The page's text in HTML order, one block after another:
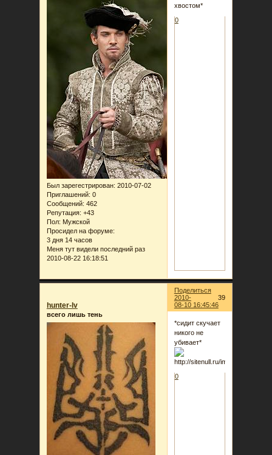
Был зарегестрирован: 2010-07-02
Приглашений: 0
Сообщений: 462
Репутация: +43
Пол: Мужской
Просидел на форуме:
3 дня 14 часов
Меня тут видели последний раз
2010-08-22 16:18:51
хвостом*
0
Поделиться
39
2010-
08-10 16:45:46
hunter-lv
всего лишь тень
*сидит скучает
никого не
убивает*
0